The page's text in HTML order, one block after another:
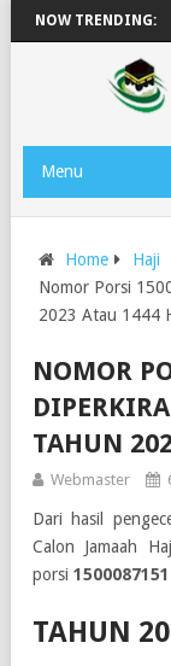
NOW TRENDING:
JADWAL
Menu
Home
Haji
Nomor Porsi
2023 Atau 1444
NOMOR
TAHUN
Webmaster
Dari hasil
Calon Jamaah
porsi 1500087151
TAHUN